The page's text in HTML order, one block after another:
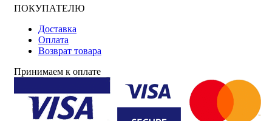
ПОКУПАТЕЛЮ
Доставка
Оплата
Возврат товара
Принимаем к оплате